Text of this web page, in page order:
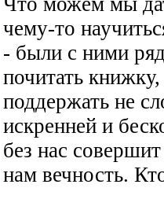
чему-то
- были с ними
почитать
поддержать не
искренней и
без нас
нам вечность.